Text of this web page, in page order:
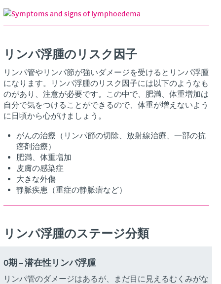
リンパ浮腫のリスク因子
リンパ管やリンパ節が強いダメージを受けるとリンパ浮腫
になります。リンパ浮腫のリスク因子には以下のようなも
のがあり、注意が必要です。この中で、肥満、体重増加は
自分で気をつけることができるので、体重が増えないよう
に日頃から心がけましょう。
がんの治療（リンパ節の切除、放射線治療、一部の抗
癌剤治療）
肥満、体重増加
皮膚の感染症
大きな外傷
静脈疾患（重症の静脈瘤など）
リンパ浮腫のステージ分類
0期 – 潜在性リンパ浮腫
リンパ管のダメージはあるが、まだ目に見えるむくみがな